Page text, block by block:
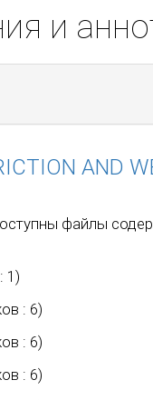
и
AND
файлы
1)
: 6)
: 6)
: 6)